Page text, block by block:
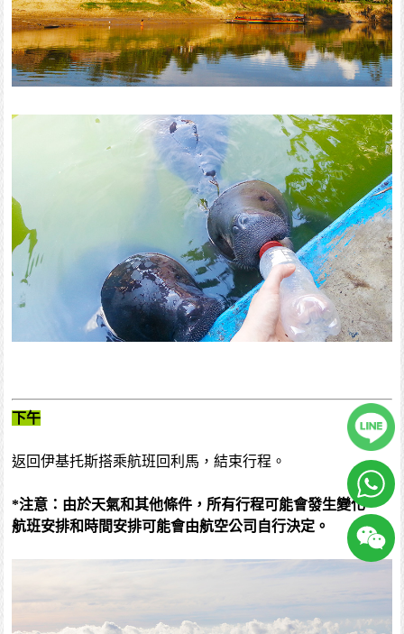
下午
返回伊基托斯搭乘航班回利馬，結束行程。
*注意：由於天氣和其他條件，所有行程可能會發生變化。
航班安排和時間安排可能會由航空公司自行決定。